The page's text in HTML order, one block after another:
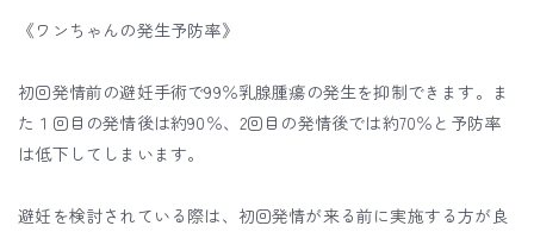
《ワンちゃんの発生予防率》
初回発情前の避妊手術で99％乳腺腫瘍の発生を抑制できます。ま
た１回目の発情後は約90％、2回目の発情後では約70％と予防率
は低下してしまいます。
避妊を検討されている際は、初回発情が来る前に実施する方が良